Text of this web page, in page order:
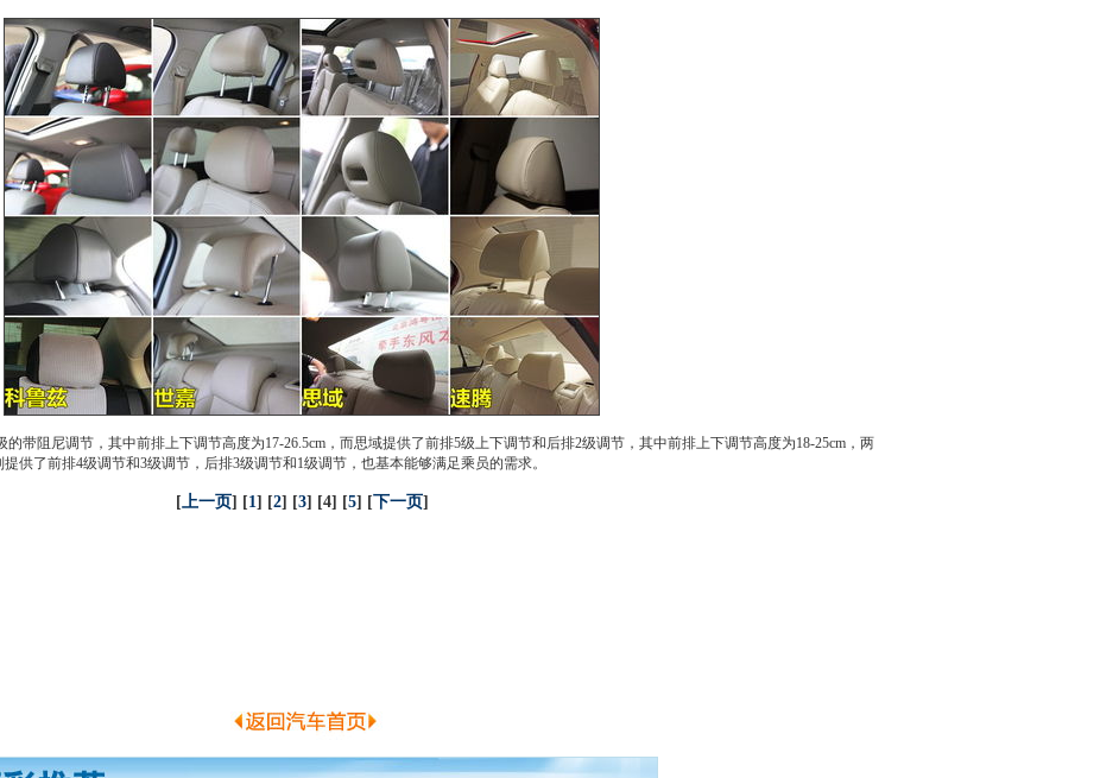
的带阻尼调节，其中前排上下调节高度为17-26.5cm，而思域提供了前排5级上下调节和后排2级调节，其中前排上下调节高度为18-25cm，两
提供了前排4级调节和3级调节，后排3级调节和1级调节，也基本能够满足乘员的需求。
[上一页] [1] [2] [3] [4] [5] [下一页]